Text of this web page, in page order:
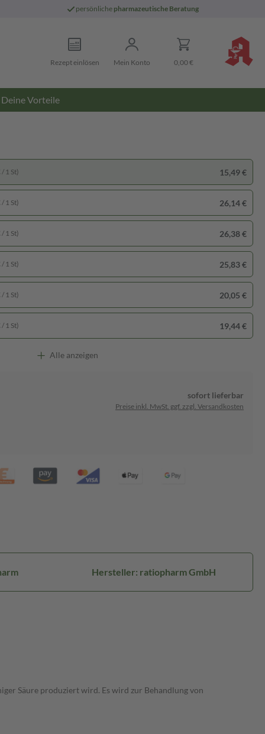
persönliche pharmazeutische Beratung
Rezept einlösen Mein Konto 0,00 €
Deine Vorteile
1 St) 26,14 €
1 St) 26,38 €
1 St) 25,83 €
1 St) 20,05 €
1 St) 19,44 €
1 St) 15,49 €
Alle anzeigen
sofort lieferbar
Preise inkl. MwSt. ggf. zzgl. Versandkosten
Hersteller: ratiopharm GmbH
Säure produziert wird. Es wird zur Behandlung von